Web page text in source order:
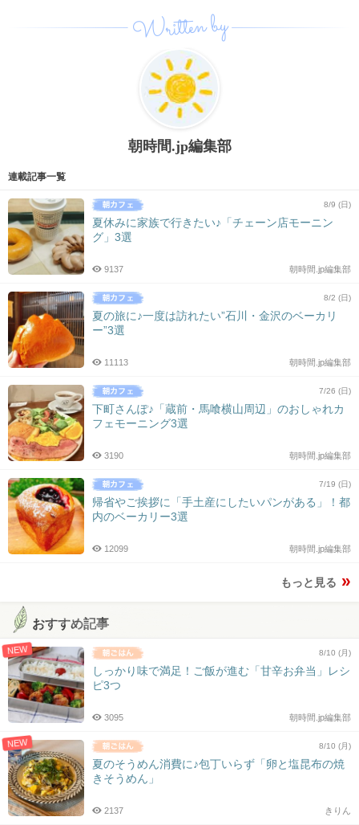
Written by
朝時間.jp編集部
連載記事一覧
8/9 (日)
夏休みに家族で行きたい♪「チェーン店モーニン
グ」3選
朝時間.jp編集部
9137
8/2 (日)
夏の旅に♪一度は訪れたい”石川・金沢のベーカリ
ー”3選
朝時間.jp編集部
11113
7/26 (日)
下町さんぽ♪「蔵前・馬喰横山周辺」のおしゃれカ
フェモーニング3選
朝時間.jp編集部
3190
7/19 (日)
帰省やご挨拶に「手土産にしたいパンがある」！都
内のベーカリー3選
朝時間.jp編集部
12099
もっと見る
おすすめ記事
NEW 8/10 (月)
しっかり味で満足！ご飯が進む「甘辛お弁当」レシ
ピ3つ
朝時間.jp編集部
3095
NEW 8/10 (月)
夏のそうめん消費に♪包丁いらず「卵と塩昆布の焼
きそうめん」
きりん
2137